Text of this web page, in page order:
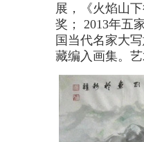
展，《火焰山
奖； 2013年五
国当代名家大
藏编入画集。